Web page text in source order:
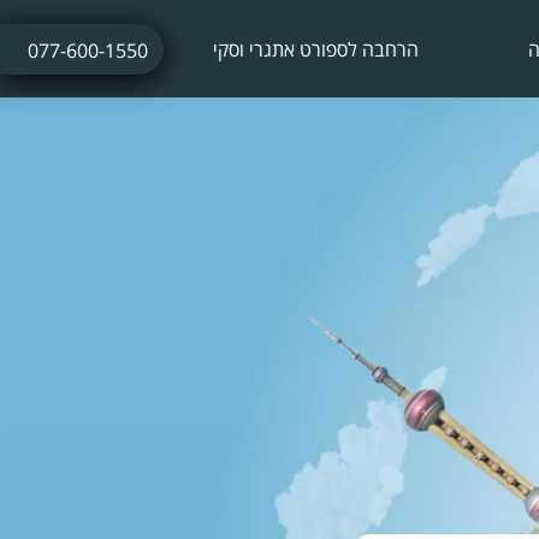
הרחבה לספורט אתגרי וסקי
ביטוח חו"ל לתחרויות ספורט
ביטוח נסיעות לתרמילאים
ביטוח נסיעות עסקיות
ביטוח נסיעות לשייט הפלגה
077-600-1550